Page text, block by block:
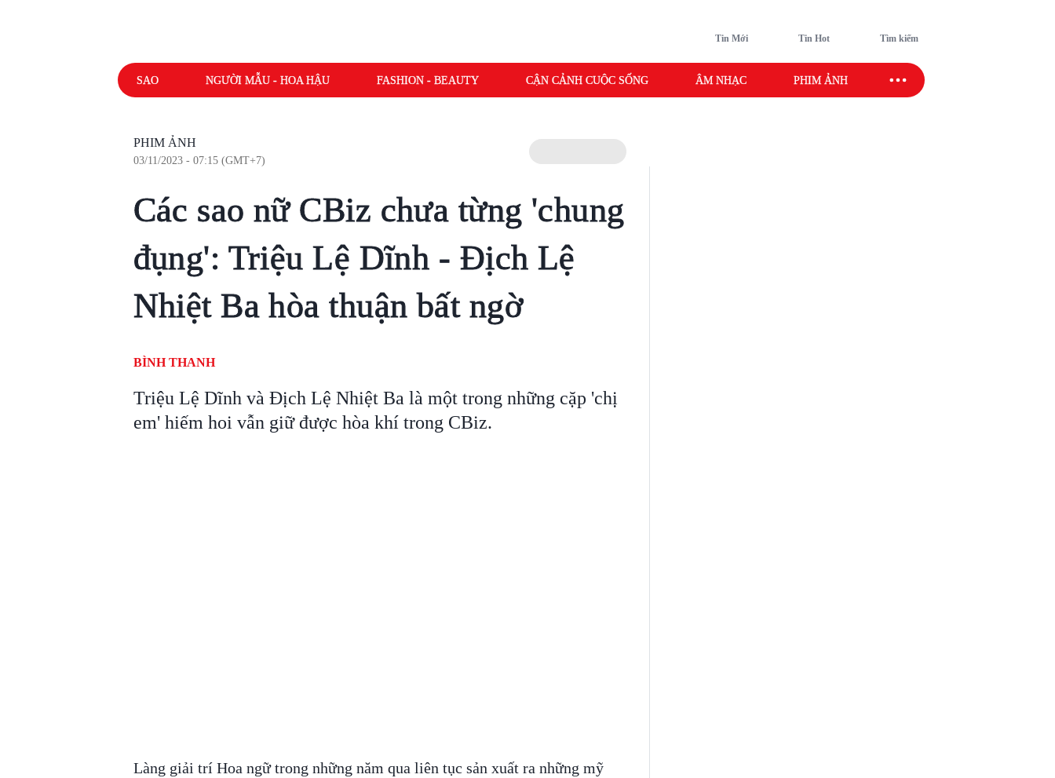
Tin Mới Tin Hot Tìm kiếm
SAO NGƯỜI MẪU - HOA HẬU FASHION - BEAUTY CẬN CẢNH CUỘC SỐNG ÂM NHẠC PHIM ẢNH SAO SPORT
PHIM ẢNH
03/11/2023 - 07:15 (GMT+7)
Các sao nữ CBiz chưa từng 'chung
đụng': Triệu Lệ Dĩnh - Địch Lệ
Nhiệt Ba hòa thuận bất ngờ
BÌNH THANH
Triệu Lệ Dĩnh và Địch Lệ Nhiệt Ba là một trong những cặp 'chị
em' hiếm hoi vẫn giữ được hòa khí trong CBiz.
Làng giải trí Hoa ngữ trong những năm qua liên tục sản xuất ra những mỹ